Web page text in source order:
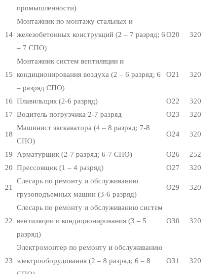
промышленности)
14
Монтажник по монтажу стальных и
железобетонных конструкций (2 – 7 разряд; 6
– 7 СПО)
О20 320
15
Монтажник систем вентиляции и
кондиционирования воздуха (2 – 6 разряд; 6
– разряд СПО)
О21 320
16 Плавильщик (2-6 разряд) О22
320
17 Водитель погрузчика 2-7 разряд О23 320
18
Машинист экскаватора (4 – 8 разряд; 7-8
СПО)
О24 320
19 Арматурщик (2-7 разряд; 6-7 СПО) О26
252
20 Прессовщик (1 – 4 разряд) О27 320
21
Слесарь по ремонту и обслуживанию
грузоподъемных машин (3-6 разряд)
О29 320
22
Слесарь по ремонту и обслуживанию систем
вентиляции и кондиционирования (3 – 5
разряд)
О30 320
23
Электромонтер по ремонту и обслуживанию
электрооборудования (2 – 8 разряд; 6 – 8
О31 320